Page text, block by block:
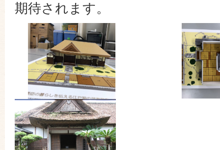
期待されます。